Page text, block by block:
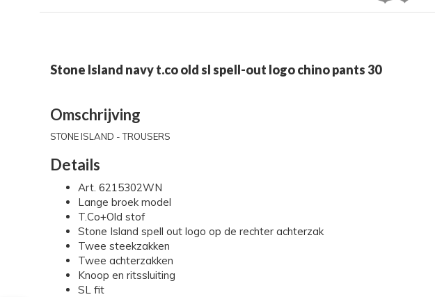
Stone Island navy t.co old sl spell-out logo chino pants 30
Omschrijving
STONE ISLAND - TROUSERS
Details
Art. 6215302WN
Lange broek model
T.Co+Old stof
Stone Island spell out logo op de rechter achterzak
Twee steekzakken
Twee achterzakken
Knoop en ritssluiting
SL fit